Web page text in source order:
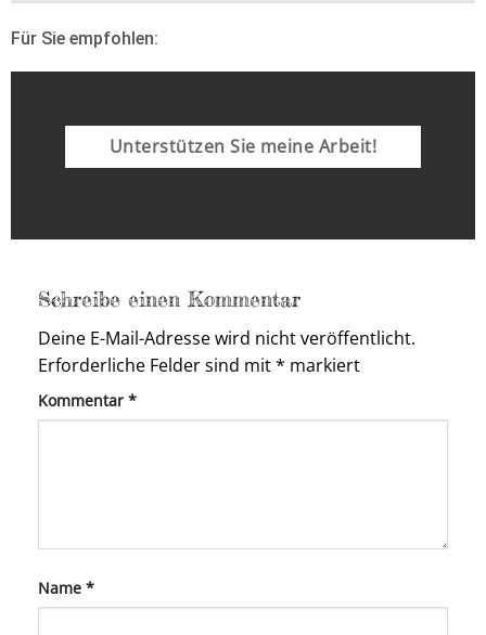
Für Sie empfohlen:
Unterstützen Sie meine Arbeit!
Schreibe einen Kommentar
Deine E-Mail-Adresse wird nicht veröffentlicht.
Erforderliche Felder sind mit* markiert
Kommentar *
Name *